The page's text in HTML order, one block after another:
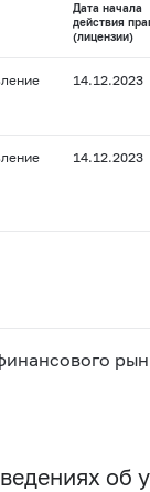
Дата начала
действия
(лицензии)
14.12.2023
14.12.2023